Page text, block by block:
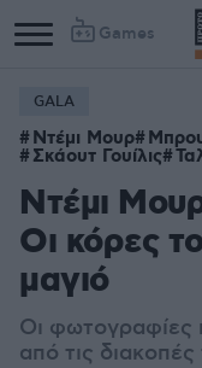
Games
GALA
Ντέμι Μουρ
Σκάουτ Γουίλις
Ντέμι
Οι κόρες
μαγιό
Οι φωτογραφίες
από τις διακοπές